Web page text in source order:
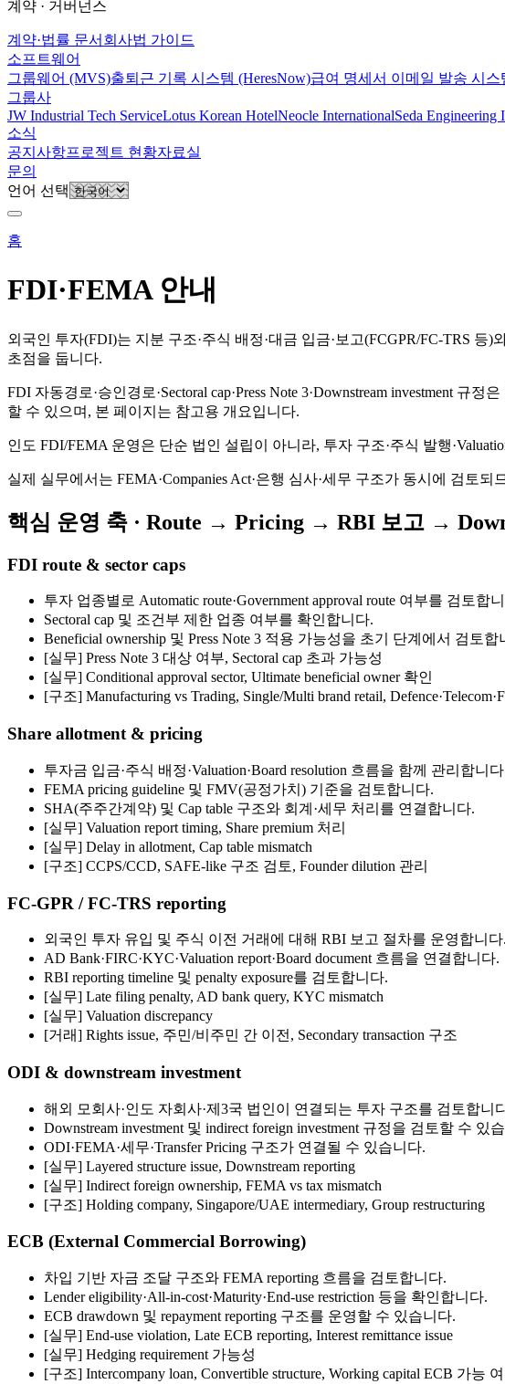
계약 · 거버넌스
계약·법률 문서 회사법 가이드
소프트웨어
그룹웨어 (MVS)출퇴근 기록 시스템 (HeresNow)급여 명세서 이메일 발송 시스
그룹사
JW Industrial Tech ServiceLotus Korean HotelNeocle InternationalSeda Engineering
소식
공지사항프로젝트 현황자료실
문의
언어 선택
홈
FDI·FEMA 안내
외국인 투자(FDI)는 지분 구조·주식 배정·대금 입금·보고(FCGPR/FC-TRS
초점을 둡니다.
FDI 자동경로·승인경로·Sectoral cap·Press Note 3·Downstream investment
할 수 있으며, 본 페이지는 참고용 개요입니다.
인도 FDI/FEMA 운영은 단순 법인 설립이 아니라, 투자 구조·주식 발행
실제 실무에서는 FEMA·Companies Act·은행 심사·세무 구조가 동시에 검토
핵심 운영 축 · Route → Pricing → RBI 보고 →
FDI route & sector caps
투자 업종별로 Automatic route·Government approval route 여부를 검토합
Sectoral cap 및 조건부 제한 업종 여부를 확인합니다.
Beneficial ownership 및 Press Note 3 적용 가능성을 초기 단계에서 검토합
[실무] Press Note 3 대상 여부, Sectoral cap 초과 가능성
[실무] Conditional approval sector, Ultimate beneficial owner 확인
[구조] Manufacturing vs Trading, Single/Multi brand retail,
Share allotment & pricing
투자금 입금·주식 배정·Valuation·Board resolution 흐름을 함께 관리합니
FEMA pricing guideline 및 FMV(공정가치) 기준을 검토합니다.
SHA(주주간계약) 및 Cap table 구조와 회계·세무 처리를 연결합니다.
[실무] Valuation report timing, Share premium 처리
[실무] Delay in allotment, Cap table mismatch
[구조] CCPS/CCD, SAFE-like 구조 검토, Founder dilution 관리
FC-GPR / FC-TRS reporting
외국인 투자 유입 및 주식 이전 거래에 대해 RBI 보고 절차를 운영합니다.
AD Bank·FIRC·KYC·Valuation report·Board document 흐름을 연결합니다.
RBI reporting timeline 및 penalty exposure를 검토합니다.
[실무] Late filing penalty, AD bank query, KYC mismatch
[실무] Valuation discrepancy
[거래] Rights issue, 주민/비주민 간 이전, Secondary transaction 구조
ODI & downstream investment
해외 모회사·인도 자회사·제3국 법인이 연결되는 투자 구조를 검토합니
Downstream investment 및 indirect foreign investment 규정을 검토할 수 있
ODI·FEMA·세무·Transfer Pricing 구조가 연결될 수 있습니다.
[실무] Layered structure issue, Downstream reporting
[실무] Indirect foreign ownership, FEMA vs tax mismatch
[구조] Holding company, Singapore/UAE intermediary, Group restructuring
ECB (External Commercial Borrowing)
차입 기반 자금 조달 구조와 FEMA reporting 흐름을 검토합니다.
Lender eligibility·All-in-cost·Maturity·End-use restriction 등을 확인합니다.
ECB drawdown 및 repayment reporting 구조를 운영할 수 있습니다.
[실무] End-use violation, Late ECB reporting, Interest remittance issue
[실무] Hedging requirement 가능성
[구조] Intercompany loan, Convertible structure, Working capital ECB 가능